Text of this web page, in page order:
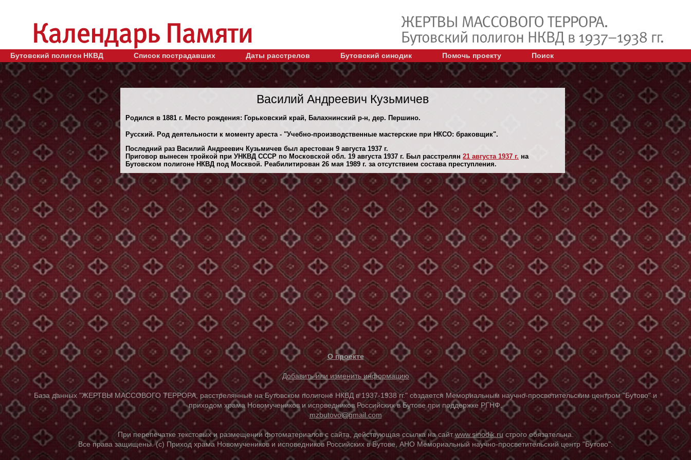
Бутовский полигон НКВД Список пострадавших Даты расстрелов Бутовский синодик Помочь проекту Поиск
Василий Андреевич Кузьмичев
Родился в 1881 г. Место рождения: Горьковский край, Балахнинский р-н, дер. Першино.
Русский. Род деятельности к моменту ареста - "Учебно-производственные мастерские при НКСО: браковщик".
Последний раз Василий Андреевич Кузьмичев был арестован 9 августа 1937 г.
Приговор вынесен тройкой при УНКВД СССР по Московской обл. 19 августа 1937 г. Был расстрелян 21 августа 1937 г. на
Бутовском полигоне НКВД под Москвой. Реабилитирован 26 мая 1989 г. за отсутствием состава преступления.
О проекте
Добавить или изменить информацию
База данных "ЖЕРТВЫ МАССОВОГО ТЕРРОРА, расстрелянные на Бутовском полигоне НКВД в 1937-1938 гг." создается Мемориальным научно-просветительским центром "Бутово" и
приходом храма Новомучеников и исповедников Российских в Бутове при поддержке РГНФ.
mzbutovo@gmail.com
При перепечатке текстовых и размещении фотоматериалов с сайта, действующая ссылка на сайтwww.sinodik.ru строго обязательна.
Все права защищены. (с) Приход храма Новомучеников и исповедников Российских в Бутове, АНО Мемориальный научно-просветительский центр "Бутово".